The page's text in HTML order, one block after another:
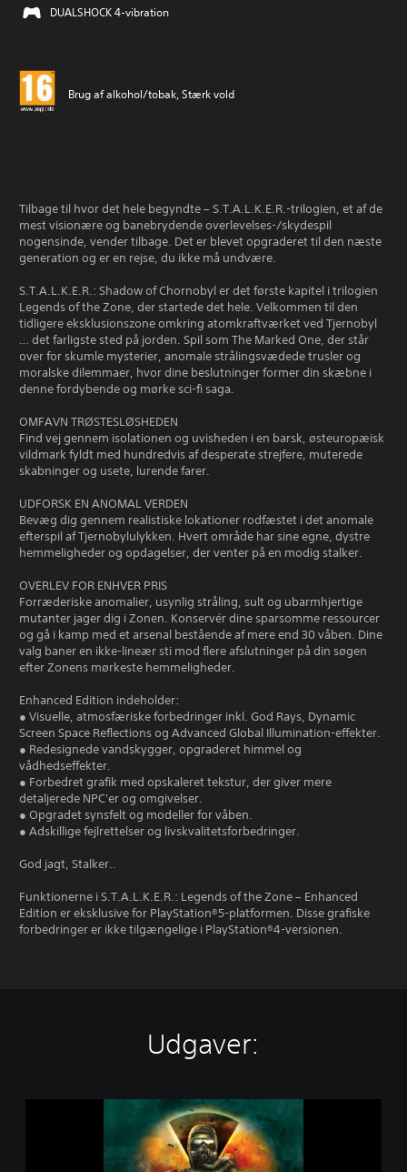
DUALSHOCK 4-vibration
Brug af alkohol/tobak, Stærk vold
Tilbage til hvor det hele begyndte – S.T.A.L.K.E.R.-trilogien, et af de
mest visionære og banebrydende overlevelses-/skydespil
nogensinde, vender tilbage. Det er blevet opgraderet til den næste
generation og er en rejse, du ikke må undvære.
S.T.A.L.K.E.R.: Shadow of Chornobyl er det første kapitel i trilogien
Legends of the Zone, der startede det hele. Velkommen til den
tidligere eksklusionszone omkring atomkraftværket ved Tjernobyl
… det farligste sted på jorden. Spil som The Marked One, der står
over for skumle mysterier, anomale strålingsvædede trusler og
moralske dilemmaer, hvor dine beslutninger former din skæbne i
denne fordybende og mørke sci-fi saga.
OMFAVN TRØSTESLØSHEDEN
Find vej gennem isolationen og uvisheden i en barsk, østeuropæisk
vildmark fyldt med hundredvis af desperate strejfere, muterede
skabninger og usete, lurende farer.
UDFORSK EN ANOMAL VERDEN
Bevæg dig gennem realistiske lokationer rodfæstet i det anomale
efterspil af Tjernobylulykken. Hvert område har sine egne, dystre
hemmeligheder og opdagelser, der venter på en modig stalker.
OVERLEV FOR ENHVER PRIS
Forræderiske anomalier, usynlig stråling, sult og ubarmhjertige
mutanter jager dig i Zonen. Konservér dine sparsomme ressourcer
og gå i kamp med et arsenal bestående af mere end 30 våben. Dine
valg baner en ikke-lineær sti mod flere afslutninger på din søgen
efter Zonens mørkeste hemmeligheder.
Enhanced Edition indeholder:
● Visuelle, atmosfæriske forbedringer inkl. God Rays, Dynamic
Screen Space Reflections og Advanced Global Illumination-effekter.
● Redesignede vandskygger, opgraderet himmel og
vådhedseffekter.
● Forbedret grafik med opskaleret tekstur, der giver mere
detaljerede NPC'er og omgivelser.
● Opgradet synsfelt og modeller for våben.
● Adskillige fejlrettelser og livskvalitetsforbedringer.
God jagt, Stalker..
Funktionerne i S.T.A.L.K.E.R.: Legends of the Zone – Enhanced
Edition er eksklusive for PlayStation®5-platformen. Disse grafiske
forbedringer er ikke tilgængelige i PlayStation®4-versionen.
Udgaver: